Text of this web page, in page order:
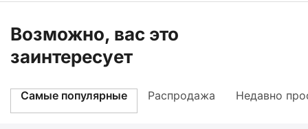
Возможно, вас это
заинтересует
Самые популярные Распродажа Недавно